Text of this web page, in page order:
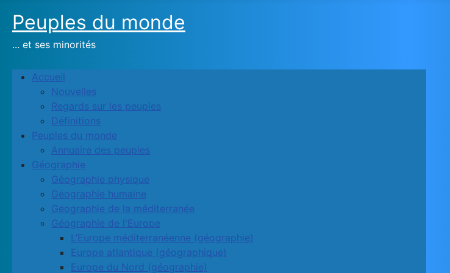
Peuples du monde
... et ses minorités
Accueil
Nouvelles
Regards sur les peuples
Définitions
Peuples du monde
Annuaire des peuples
Géographie
Géographie physique
Géographie humaine
Geographie de la méditerranée
Géographie de l'Europe
L’Europe méditerranéenne (géographie)
Europe atlantique (géographique)
Europe du Nord (géographie)